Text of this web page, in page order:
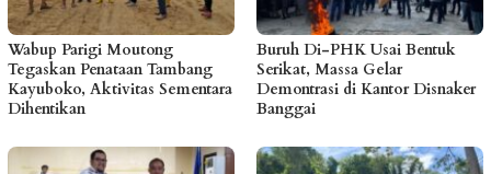
Wabup Parigi Moutong
Tegaskan Penataan Tambang
Kayuboko, Aktivitas Sementara
Dihentikan
Buruh Di-PHK Usai Bentuk
Serikat, Massa Gelar
Demontrasi di Kantor Disnaker
Banggai